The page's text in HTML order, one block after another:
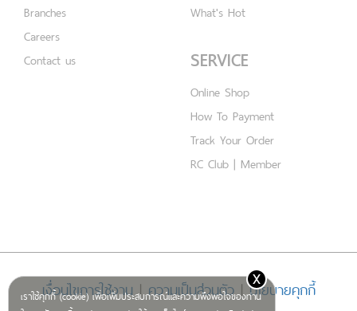
เราใช้คุกกี้ (cookie) เพื่อเพิ่มประสบการณ์และความพึงพอใจของท่าน
x
Branches
Careers
Contact us
What's Hot
SERVICE
Online Shop
How To Payment
Track Your Order
RC Club | Member
เงื่อนไขการใช้งาน|ความเป็นส่วนตัว|นโยบายคุกกี้